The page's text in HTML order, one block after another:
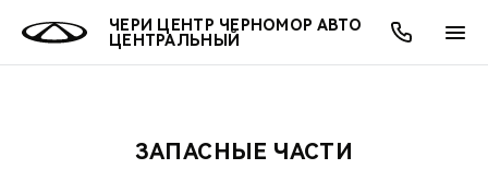
ЧЕРИ ЦЕНТР ЧЕРНОМОР АВТО
ЦЕНТРАЛЬНЫЙ
МОДЕЛИ
О КОМПАНИИ
ПОКУПАТЕЛЯМ
ВЛАДЕЛЬЦАМ
МИР CHERY
ОНЛАЙН СЕРВИСЫ
ЗАПАСНЫЕ ЧАСТИ